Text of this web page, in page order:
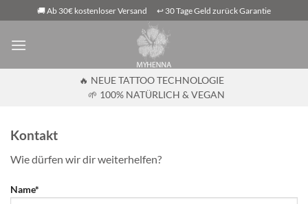
Inhalt
springen
🚚 Ab 30€ kostenloser Versand ↩️ 30 Tage Geld zurück Garantie
🔥 NEUE TATTOO TECHNOLOGIE
🌱 100% NATÜRLICH & VEGAN
Kontakt
Wie dürfen wir dir weiterhelfen?
Name*